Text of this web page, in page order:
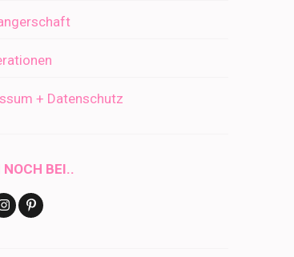
+ Datenschutz
NOCH BEI..